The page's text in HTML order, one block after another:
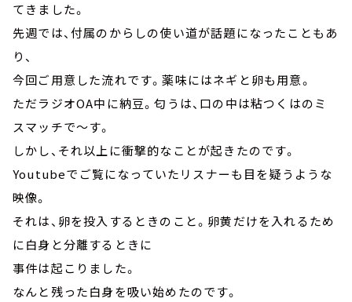
てきました。
先週では、付属のからしの使い道が話題になったこともあ
り、
今回ご用意した流れです。薬味にはネギと卵も用意。
ただラジオOA中に納豆。匂うは、口の中は粘つくはのミ
スマッチで～す。
しかし、それ以上に衝撃的なことが起きたのです。
Youtubeでご覧になっていたリスナーも目を疑うような
映像。
それは、卵を投入するときのこと。卵黄だけを入れるため
に白身と分離するときに
事件は起こりました。
なんと残った白身を吸い始めたのです。